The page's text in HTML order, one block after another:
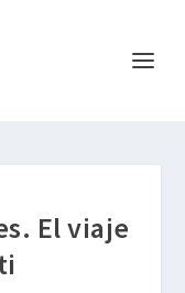
El viaje